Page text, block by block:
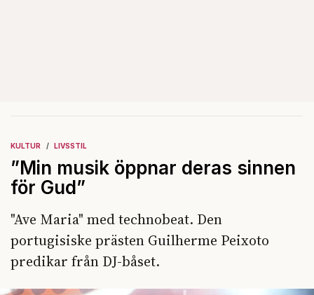
KULTUR LIVSSTIL
”Min musik öppnar deras sinnen
för Gud”
"Ave Maria" med technobeat. Den
portugisiske prästen Guilherme Peixoto
predikar från DJ-båset.